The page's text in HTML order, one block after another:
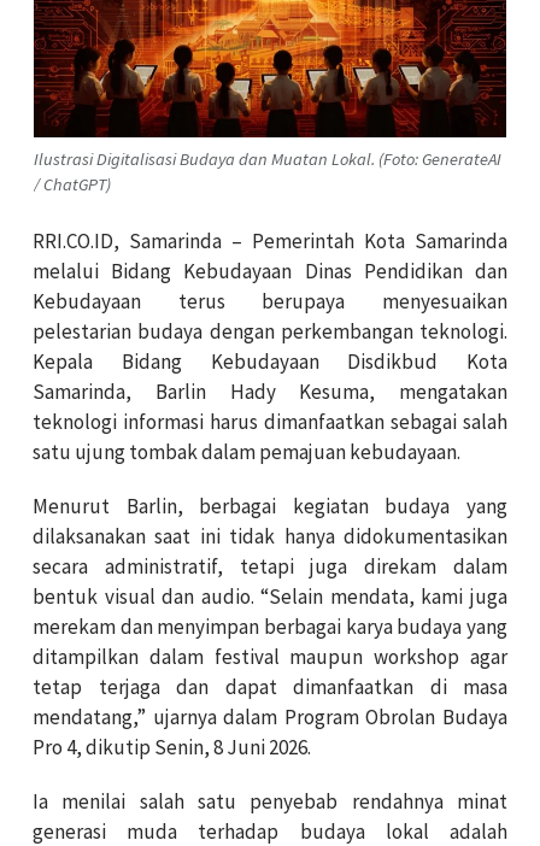
Ilustrasi Digitalisasi Budaya dan Muatan Lokal. (Foto: GenerateAI
/ ChatGPT)
RRI.CO.ID, Samarinda – Pemerintah Kota Samarinda
melalui Bidang Kebudayaan Dinas Pendidikan dan
Kebudayaan terus berupaya menyesuaikan
pelestarian budaya dengan perkembangan teknologi.
Kepala Bidang Kebudayaan Disdikbud Kota
Samarinda, Barlin Hady Kesuma, mengatakan
teknologi informasi harus dimanfaatkan sebagai salah
satu ujung tombak dalam pemajuan kebudayaan.
Menurut Barlin, berbagai kegiatan budaya yang
dilaksanakan saat ini tidak hanya didokumentasikan
secara administratif, tetapi juga direkam dalam
bentuk visual dan audio. “Selain mendata, kami juga
merekam dan menyimpan berbagai karya budaya yang
ditampilkan dalam festival maupun workshop agar
tetap terjaga dan dapat dimanfaatkan di masa
mendatang,” ujarnya dalam Program Obrolan Budaya
Pro 4, dikutip Senin, 8 Juni 2026.
Ia menilai salah satu penyebab rendahnya minat
generasi muda terhadap budaya lokal adalah